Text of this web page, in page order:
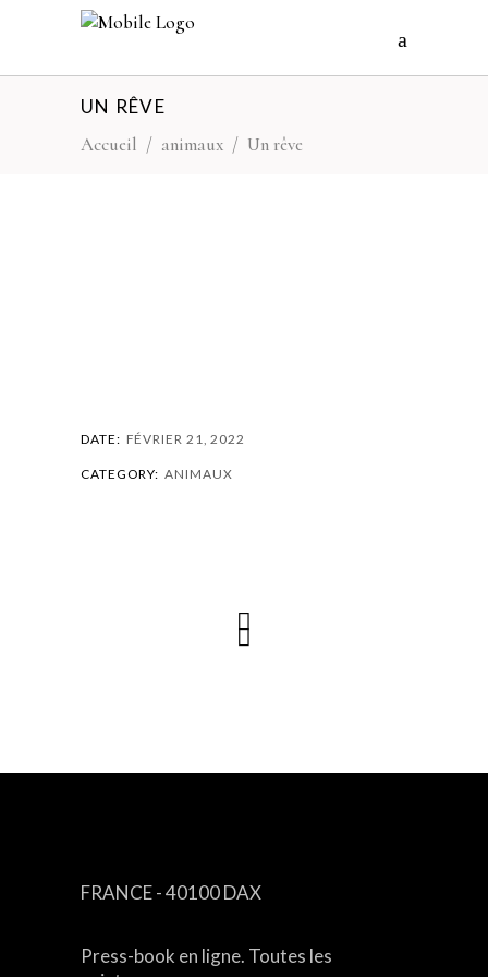
UN RÊVE
Accueil / animaux / Un rêve
DATE: FÉVRIER 21, 2022
CATEGORY: ANIMAUX
FRANCE - 40100 DAX
Press-book en ligne. Toutes les